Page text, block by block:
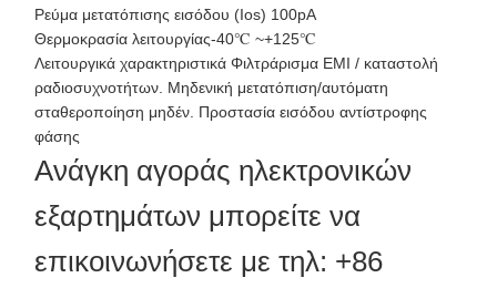
Ρεύμα μετατόπισης εισόδου (Ios) 100pA
Θερμοκρασία λειτουργίας-40℃ ~+125℃
Λειτουργικά χαρακτηριστικά Φιλτράρισμα EMI / καταστολή
ραδιοσυχνοτήτων. Μηδενική μετατόπιση/αυτόματη
σταθεροποίηση μηδέν. Προστασία εισόδου αντίστροφης
φάσης
Ανάγκη αγοράς ηλεκτρονικών
εξαρτημάτων μπορείτε να
επικοινωνήσετε με τηλ: +86